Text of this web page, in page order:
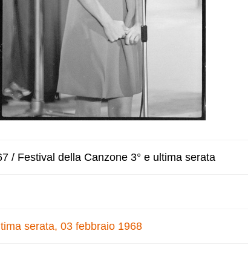
/ Festival della Canzone 3° e ultima serata
serata, 03 febbraio 1968